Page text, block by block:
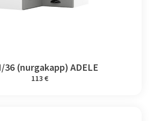
36 (nurgakapp) ADELE
113 €